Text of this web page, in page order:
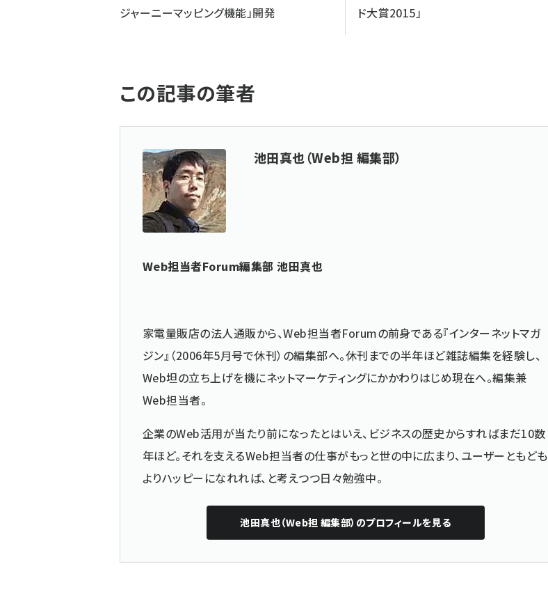
ジャーニーマッピング機能」開発
ド大賞2015」
この記事の筆者
池田真也（Web担 編集部）
Web担当者Forum編集部 池田真也
家電量販店の法人通販から、Web担当者Forumの前身である『インターネットマガ
ジン』（2006年5月号で休刊）の編集部へ。休刊までの半年ほど雑誌編集を経験し、
Web坦の立ち上げを機にネットマーケティングにかかわりはじめ現在へ。編集兼
Web担当者。
企業のWeb活用が当たり前になったとはいえ、ビジネスの歴史からすればまだ10数
年ほど。それを支えるWeb担当者の仕事がもっと世の中に広まり、ユーザーともども
よりハッピーになれれば、と考えつつ日々勉強中。
池田真也（Web担 編集部） のプロフィールを見る